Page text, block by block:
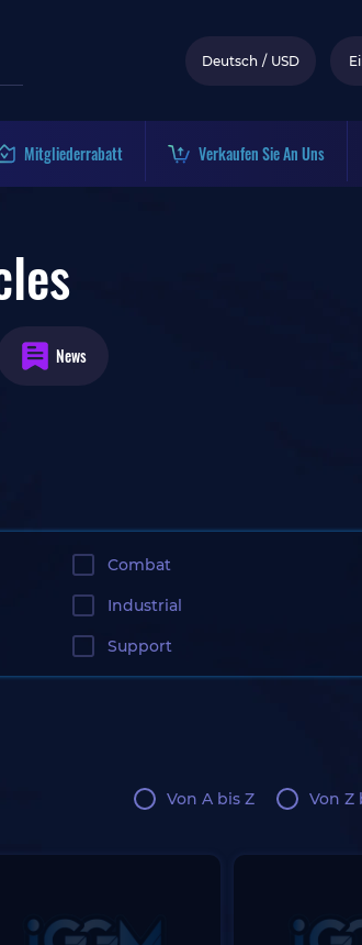
Deutsch / USD
Mitgliederrabatt Verkaufen Sie An Uns
News
Combat
Industrial
Support
Von A bis Z Von Z